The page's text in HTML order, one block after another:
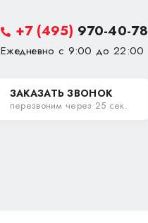
+7 (495) 970-40-78
Ежедневно с 9:00 до 22:00
ЗАКАЗАТЬ ЗВОНОК
перезвоним через 25 сек.